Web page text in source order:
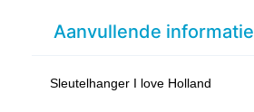
Aanvullende informatie
Sleutelhanger I love Holland